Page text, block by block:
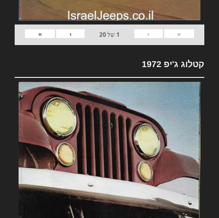
«
‹
1 של20
›
»
קטלוג ג'יפ 1972